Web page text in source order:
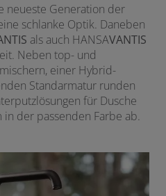
neueste Generation der
schlanke Optik. Daneben
als auch HANSAVANTIS
Neben top- und
einer Hybrid-
Standarmatur runden
für Dusche
in der passenden Farbe ab.